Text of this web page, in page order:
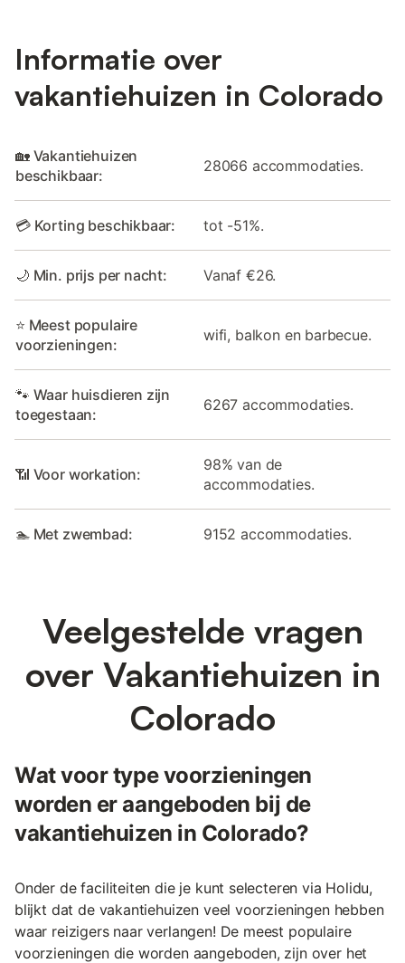
Informatie over
vakantiehuizen in Colorado
🏡 Vakantiehuizen
beschikbaar:
28066 accommodaties.
💳 Korting beschikbaar: tot -51%.
🌙 Min. prijs per nacht: Vanaf €26.
⭐ Meest populaire
voorzieningen:
wifi, balkon en barbecue.
🐾 Waar huisdieren zijn
toegestaan:
6267 accommodaties.
📶 Voor workation:
98% van de
accommodaties.
🏊 Met zwembad: 9152 accommodaties.
Veelgestelde vragen
over Vakantiehuizen in
Colorado
Wat voor type voorzieningen
worden er aangeboden bij de
vakantiehuizen in Colorado?
Onder de faciliteiten die je kunt selecteren via Holidu,
blijkt dat de vakantiehuizen veel voorzieningen hebben
waar reizigers naar verlangen! De meest populaire
voorzieningen die worden aangeboden, zijn over het